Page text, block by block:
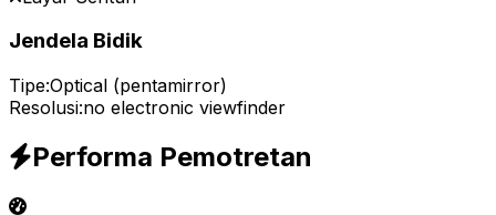
Jendela Bidik
Tipe:Optical (pentamirror)
Resolusi:no electronic viewfinder
Performa Pemotretan